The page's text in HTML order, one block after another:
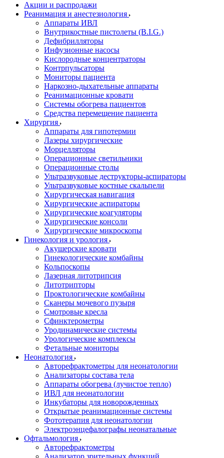
Акции и распродажи
Реанимация и анестезиология
Аппараты ИВЛ
Внутрикостные пистолеты (B.I.G.)
Дефибрилляторы
Инфузионные насосы
Кислородные концентраторы
Контрпульсаторы
Мониторы пациента
Наркозно-дыхательные аппараты
Реанимационные кровати
Системы обогрева пациентов
Средства перемещение пациента
Хирургия
Аппараты для гипотермии
Лазеры хирургические
Морцелляторы
Операционные светильники
Операционные столы
Ультразвуковые деструкторы-аспираторы
Ультразвуковые костные скальпели
Хирургическая навигация
Хирургические аспираторы
Хирургические коагуляторы
Хирургические консоли
Хирургические микроскопы
Гинекология и урология
Акушерские кровати
Гинекологические комбайны
Кольпоскопы
Лазерная литотрипсия
Литотрипторы
Проктологические комбайны
Сканеры мочевого пузыря
Смотровые кресла
Сфинктерометры
Уродинамические системы
Урологические комплексы
Фетальные мониторы
Неонатология
Авторефрактометры для неонатологии
Анализаторы состава тела
Аппараты обогрева (лучистое тепло)
ИВЛ для неонатологии
Инкубаторы для новорожденных
Открытые реанимационные системы
Фототерапия для неонатологии
Электроэнцефалографы неонатальные
Офтальмология
Авторефрактометры
Анализатор зрительных функций